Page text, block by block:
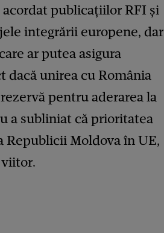
publicațiilor RFI și
integrării europene, dar
ar putea asigura
unirea cu România
pentru aderarea la
a subliniat că prioritatea
Republicii Moldova în UE,